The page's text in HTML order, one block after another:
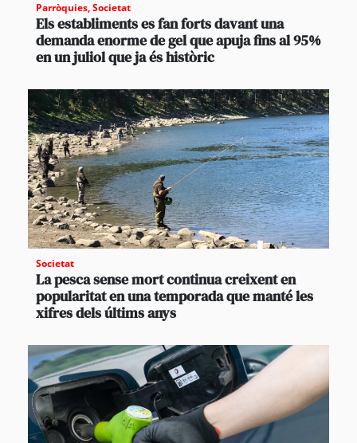
Parròquies,Societat
Els establiments es fan forts davant una
demanda enorme de gel que apuja fins al 95%
en un juliol que ja és històric
Societat
La pesca sense mort continua creixent en
popularitat en una temporada que manté les
xifres dels últims anys